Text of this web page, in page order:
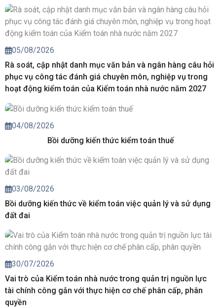
05/08/2026
Rà soát, cập nhật danh mục văn bản và ngân hàng câu hỏi
phục vụ công tác đánh giá chuyên môn, nghiệp vụ trong
hoạt động kiểm toán của Kiểm toán nhà nước năm 2027
04/08/2026
Bồi dưỡng kiến thức kiểm toán thuế
03/08/2026
Bồi dưỡng kiến thức về kiểm toán việc quản lý và sử dụng
đất đai
30/07/2026
Vai trò của Kiểm toán nhà nước trong quản trị nguồn lực
tài chính công gắn với thực hiện cơ chế phân cấp, phân
quyền